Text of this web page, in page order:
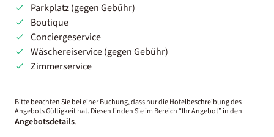
Parkplatz (gegen Gebühr)
Boutique
Conciergeservice
Wäschereiservice (gegen Gebühr)
Zimmerservice
Bitte beachten Sie bei einer Buchung, dass nur die Hotelbeschreibung des
Angebots Gültigkeit hat. Diesen finden Sie im Bereich “Ihr Angebot” in den
Angebotsdetails.